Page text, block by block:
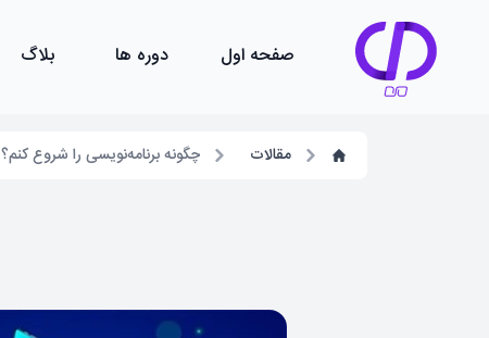
صفحه اول دوره ها بلاگ
مقالات چگونه برنامه‌نویسی را شروع کنم؟